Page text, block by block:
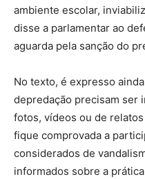
ambiente escolar,
disse a parlamentar ao
aguarda pela sanção do
No texto, é expresso
depredação precisam ser
fotos, vídeos ou de
fique comprovada a
considerados de
informados sobre a